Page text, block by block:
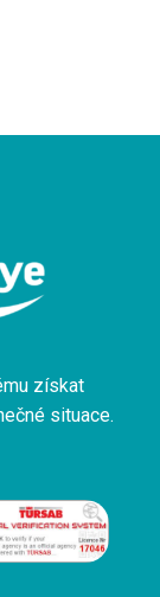
získat
situace.